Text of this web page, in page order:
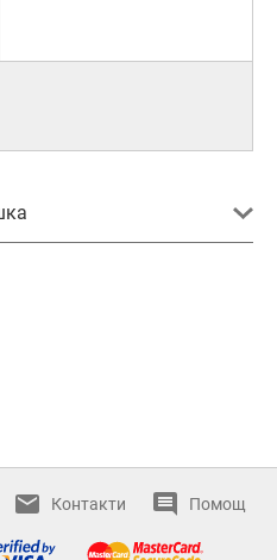
Контакти Помощ